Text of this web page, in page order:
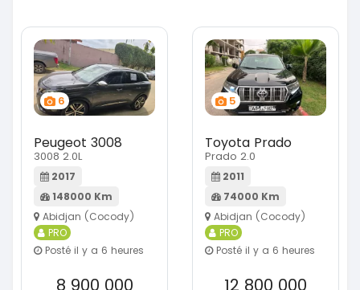
6
Peugeot 3008
3008 2.0L
2017
148000 Km
Abidjan (Cocody)
PRO
Posté il y a 6 heures
8 900 000
5
Toyota Prado
Prado 2.0
2011
74000 Km
Abidjan (Cocody)
PRO
Posté il y a 6 heures
12 800 000